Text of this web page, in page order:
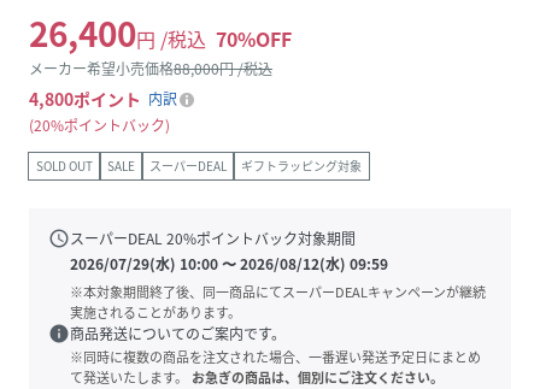
26,400円 /税込 70%OFF
メーカー希望小売価格88,000円 /税込
4,800ポイント 内訳
20%ポイントバック
SOLD OUT SALE スーパーDEAL ギフトラッピング対象
scheduleスーパーDEAL20%ポイントバック対象期間
2026/07/29(水) 10:00〜2026/08/12(水) 09:59
※本対象期間終了後、同一商品にてスーパーDEALキャンペーンが継続
実施されることがあります。
info商品発送についてのご案内です。
※同時に複数の商品を注文された場合、一番遅い発送予定日にまとめ
て発送いたします。
お急ぎの商品は、個別にご注文ください。